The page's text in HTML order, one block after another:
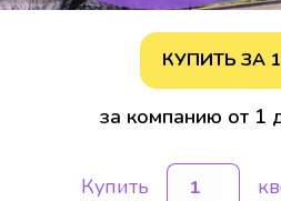
КУПИТЬ ЗА
за компанию от 1
Купить